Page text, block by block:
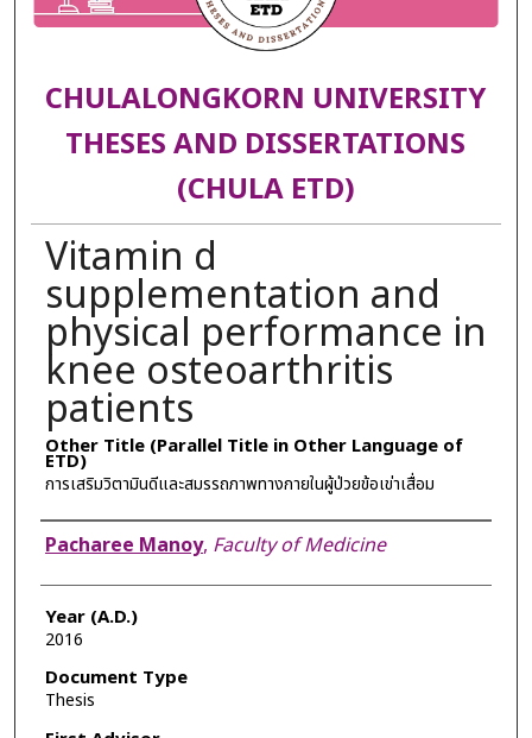
CHULALONGKORN UNIVERSITY
THESES AND DISSERTATIONS
(CHULA ETD)
Vitamin d
supplementation and
physical performance in
knee osteoarthritis
patients
Other Title (Parallel Title in Other Language of
ETD)
การเสริมวิตามินดีและสมรรถภาพทางกายในผู้ป่วยข้อเข่าเสื่อม
Author
Pacharee Manoy, Faculty of Medicine
Year (A.D.)
2016
Document Type
Thesis